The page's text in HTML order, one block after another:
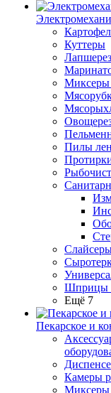
Куттеры
Миксеры
Пилы
Шприцы
Ещё 7
Пекарское и
Камеры
Миксеры